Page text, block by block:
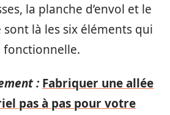
la planche d’envol et le
sont là les six éléments qui
fonctionnelle.
: Fabriquer une allée
pas à pas pour votre